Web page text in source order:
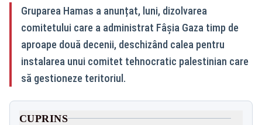
Gruparea Hamas a anunțat, luni, dizolvarea
comitetului care a administrat Fâșia Gaza timp de
aproape două decenii, deschizând calea pentru
instalarea unui comitet tehnocratic palestinian care
să gestioneze teritoriul.
CUPRINS